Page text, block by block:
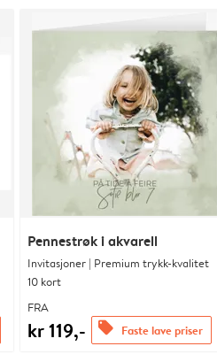
Pennestrøk i akvarell
Invitasjoner | Premium trykk-kvalitet
10 kort
FRA
kr 119,- offers Faste lave priser